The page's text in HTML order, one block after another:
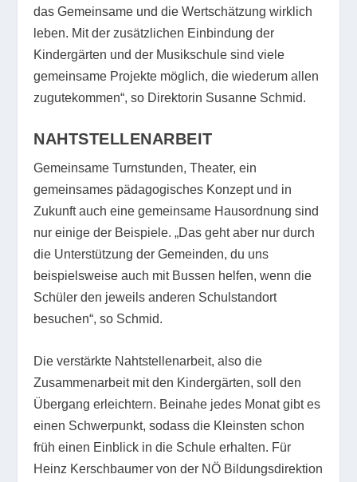
das Gemeinsame und die Wertschätzung wirklich
leben. Mit der zusätzlichen Einbindung der
Kindergärten und der Musikschule sind viele
gemeinsame Projekte möglich, die wiederum allen
zugutekommen“, so Direktorin Susanne Schmid.
NAHTSTELLENARBEIT
Gemeinsame Turnstunden, Theater, ein
gemeinsames pädagogisches Konzept und in
Zukunft auch eine gemeinsame Hausordnung sind
nur einige der Beispiele. „Das geht aber nur durch
die Unterstützung der Gemeinden, du uns
beispielsweise auch mit Bussen helfen, wenn die
Schüler den jeweils anderen Schulstandort
besuchen“, so Schmid.
Die verstärkte Nahtstellenarbeit, also die
Zusammenarbeit mit den Kindergärten, soll den
Übergang erleichtern. Beinahe jedes Monat gibt es
einen Schwerpunkt, sodass die Kleinsten schon
früh einen Einblick in die Schule erhalten. Für
Heinz Kerschbaumer von der NÖ Bildungsdirektion